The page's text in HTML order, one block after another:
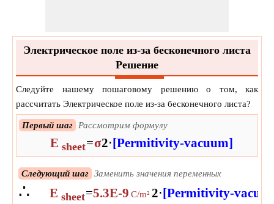
Электрическое поле из-за бесконечного листа
Решение
Следуйте нашему пошаговому решению о том, как
рассчитать Электрическое поле из-за бесконечного листа?
Первый шаг Рассмотрим формулу
E sheet=σ2⋅[Permitivity-vacuum]
Следующий шаг Заменить значения переменных
∴ E sheet=5.3E-9 C/m²2⋅[Permitivity-